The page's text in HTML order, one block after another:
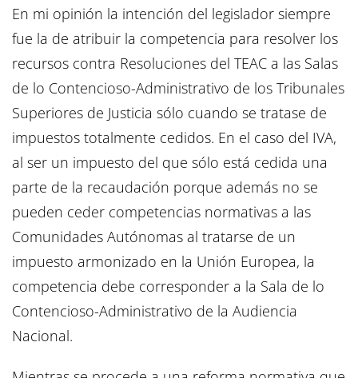
En mi opinión la intención del legislador siempre
fue la de atribuir la competencia para resolver los
recursos contra Resoluciones del TEAC a las Salas
de lo Contencioso-Administrativo de los Tribunales
Superiores de Justicia sólo cuando se tratase de
impuestos totalmente cedidos. En el caso del IVA,
al ser un impuesto del que sólo está cedida una
parte de la recaudación porque además no se
pueden ceder competencias normativas a las
Comunidades Autónomas al tratarse de un
impuesto armonizado en la Unión Europea, la
competencia debe corresponder a la Sala de lo
Contencioso-Administrativo de la Audiencia
Nacional.